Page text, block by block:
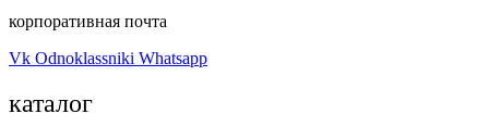
корпоративная почта
Vk Odnoklassniki Whatsapp
каталог